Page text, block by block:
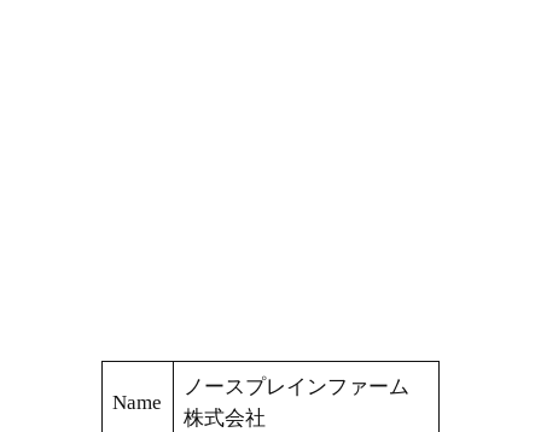
Name
ノースプレインファーム
株式会社